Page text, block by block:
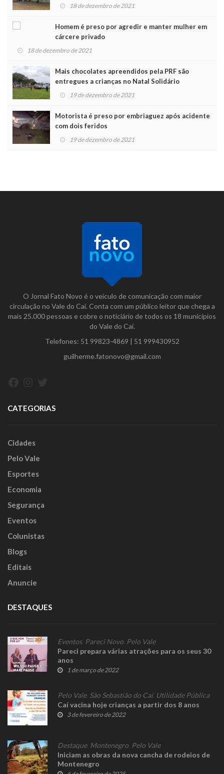
Noel 18 de dezembro de 2021
Homem é preso por agredir e manter mulher em
cárcere privado
18 de dezembro de 2021
Mais chocolates apreendidos pela PRF são
entregues a crianças no Natal Solidário
19 de dezembro de 2021
Motorista é preso por embriaguez após acidente
com dois feridos
19 de dezembro de 2021
O Jornal Fato Novo é o veículo de comunicação com maior
circulação no Vale do Caí. Conta com um público leitor que chega a
mais 25.000 pessoas e cobre o noticiário de todos os 18 municípios
do Vale do Caí.
Telefones: 51 99823-4869 | 51 999430952
guilherme.fatonovo@gmail.com
CATEGORIAS
Cidades
Pelo Vale
Esportes
Economia
Segurança
Eventos
Colunistas
Blogs
Editais
Anuncie
DESTAQUES
Eventos, Pareci Novo Pelo Vale
Pareci prepara várias atrações para os seus 30
anos
1 de março de 2022
Pelo Vale, São Sebastião do Caí, Utilidade Pública
Caí vacina hoje crianças a partir dos 8 anos
3 de fevereiro de 2022
Destaque, Montenegro Pelo Vale
Iniciam as obras da nova cancha de rodeios de
Montenegro